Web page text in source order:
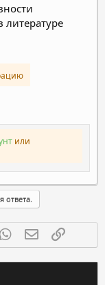
или
ответа.
WhatsAppЭлектронная